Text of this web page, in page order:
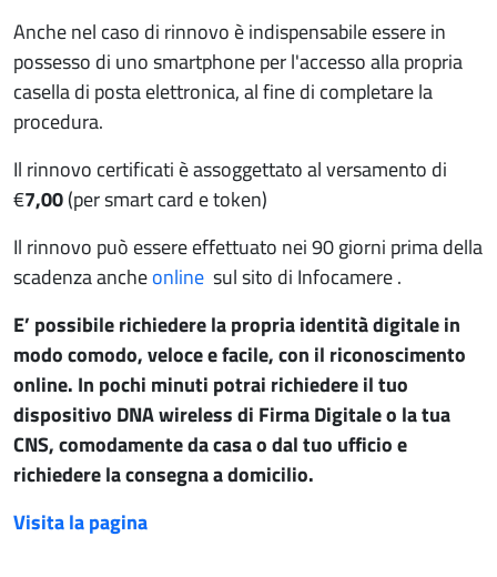
Anche nel caso di rinnovo è indispensabile essere in
possesso di uno smartphone per l'accesso alla propria
casella di posta elettronica, al fine di completare la
procedura.
Il rinnovo certificati è assoggettato al versamento di
€7,00(per smart card e token)
Il rinnovo può essere effettuato nei 90 giorni prima della
scadenza ancheonline sul sito di Infocamere .
E’ possibile richiedere la propria identità digitale in
modo comodo, veloce e facile, con il riconoscimento
online. In pochi minuti potrai richiedere il tuo
dispositivo DNA wireless di Firma Digitale o la tua
CNS, comodamente da casa o dal tuo ufficio e
richiedere la consegna a domicilio.
Visita la pagina